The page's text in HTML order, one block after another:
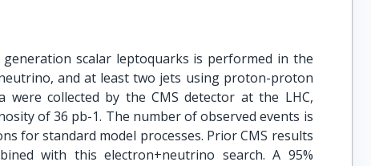
scalar leptoquarks is performed in the
and at least two jets using proton-proton
were collected by the CMS detector at the LHC,
of 36 pb-1. The number of observed events is
for standard model processes. Prior CMS results
with this electron+neutrino search. A 95%